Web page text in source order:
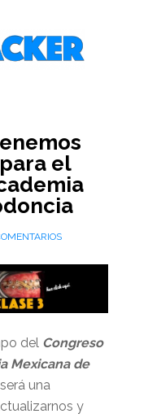
el
del Congreso
Mexicana de
una
y